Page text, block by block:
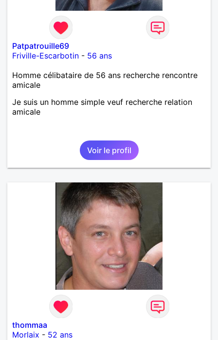
Patpatrouille69
Friville-Escarbotin - 56 ans
Homme célibataire de 56 ans recherche rencontre
amicale
Je suis un homme simple veuf recherche relation
amicale
Voir le profil
thommaa
Morlaix - 52 ans